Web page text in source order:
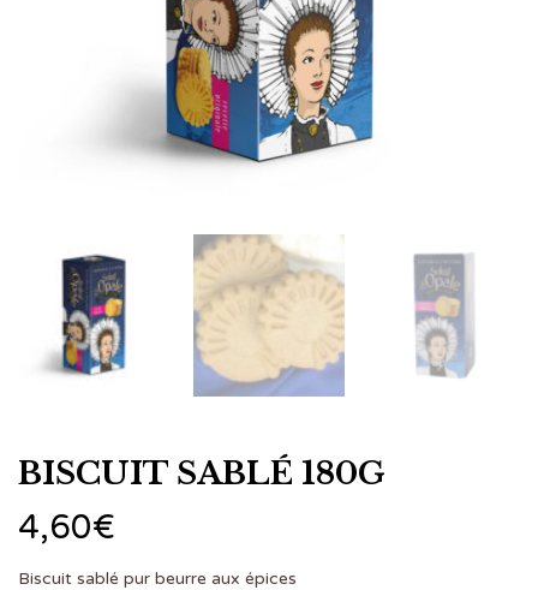
BISCUIT SABLÉ 180G
4,60€
Biscuit sablé pur beurre aux épices